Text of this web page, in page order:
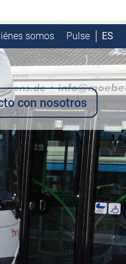
somos Pulse ES
con nosotros